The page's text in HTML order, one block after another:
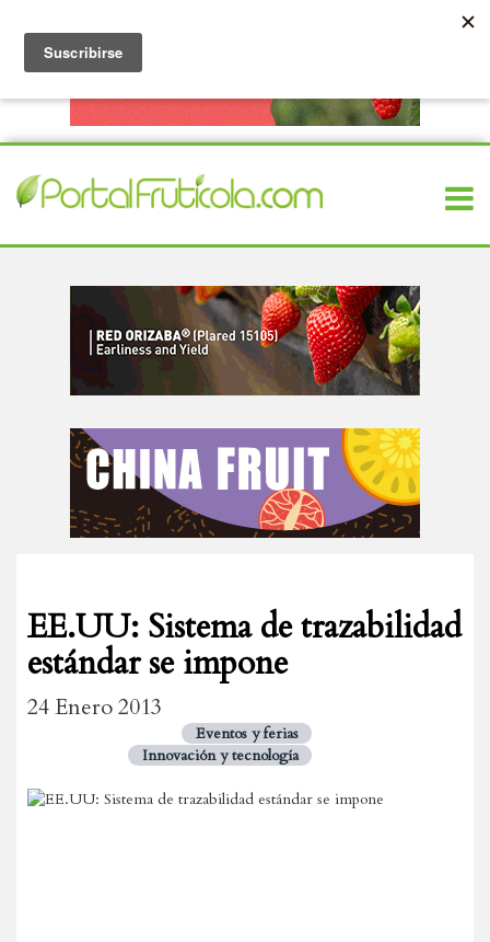
EE.UU: Sistema de trazabilidad
estándar se impone
24 Enero 2013
Eventos y ferias
Innovación y tecnología